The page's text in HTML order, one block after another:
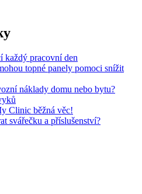
každý pracovní den
topné panely pomoci snížit
náklady domu nebo bytu?
Clinic běžná věc!
svářečku a příslušenství?